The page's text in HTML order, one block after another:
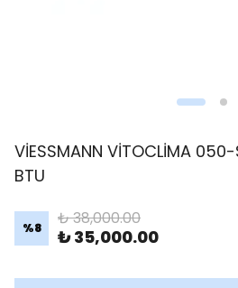
VİESSMANN VİTOCLİMA
BTU
%8 ₺ 38,000.00
₺ 35,000.00